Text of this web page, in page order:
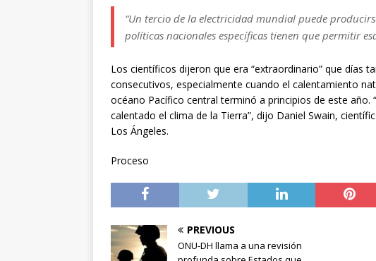
“Un tercio de la electricidad mundial puede
políticas nacionales específicas tienen que permitir
Los científicos dijeron que era “extraordinario” que días
consecutivos, especialmente cuando el calentamiento
océano Pacífico central terminó a principios de este
calentado el clima de la Tierra”, dijo Daniel Swain,
Los Ángeles.
Proceso
PREVIOUS
ONU-DH llama a una revisión